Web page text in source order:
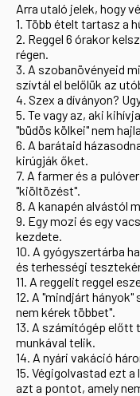
Arra utaló jelek, hogy
1. Több ételt tartasz a
2. Reggel 6 órakor
régen.
3. A szobanövényeid
szívtál el belőlük az
4. Szex a díványon?
5. Te vagy az, aki
"büdös kölkei" nem
6. A barátaid
kirúgják őket.
7. A farmer és a
"kiöltözést".
8. A kanapén alvástól
9. Egy mozi és egy
kezdete.
10. A gyógyszertárba
és terhességi
11. A reggelit reggel
12. A "mindjárt
nem kérek többet".
13. A számítógép
munkával telik.
14. A nyári vakáció
15. Végigolvastad ezt
azt a pontot, amely